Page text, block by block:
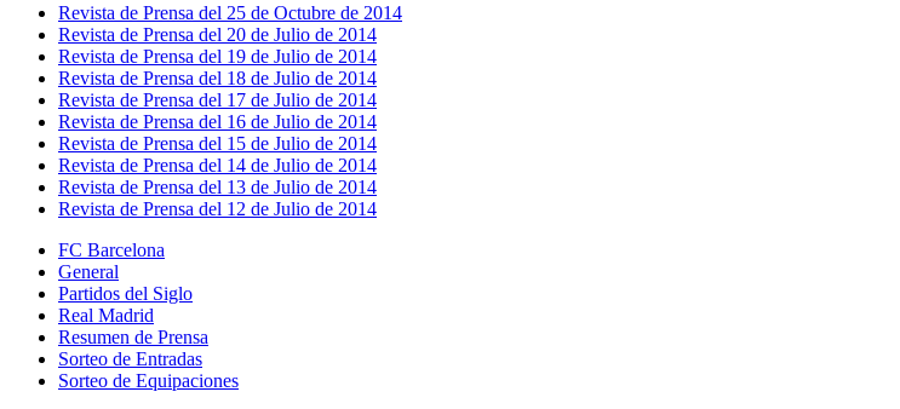
Revista de Prensa del 25 de Octubre de 2014
Revista de Prensa del 20 de Julio de 2014
Revista de Prensa del 19 de Julio de 2014
Revista de Prensa del 18 de Julio de 2014
Revista de Prensa del 17 de Julio de 2014
Revista de Prensa del 16 de Julio de 2014
Revista de Prensa del 15 de Julio de 2014
Revista de Prensa del 14 de Julio de 2014
Revista de Prensa del 13 de Julio de 2014
Revista de Prensa del 12 de Julio de 2014
FC Barcelona
General
Partidos del Siglo
Real Madrid
Resumen de Prensa
Sorteo de Entradas
Sorteo de Equipaciones